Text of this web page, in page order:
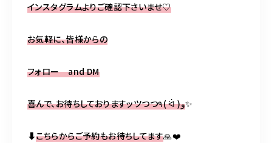
インスタグラムよりご確認下さいませ♡
お気軽に、皆様からの
フォローand DM
喜んで、お待ちしておりますッツつつ٩(ᐛ)و✨
⬇︎こちらからご予約もお待ちしてます🙏❤️